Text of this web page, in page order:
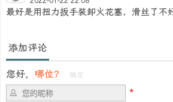
最好是用扭力扳手装卸火花塞，滑丝了不
添加评论
您好， 哪位？ 确定